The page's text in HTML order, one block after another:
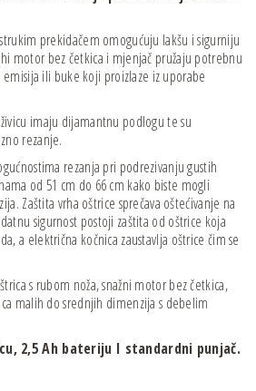
prekidačem omogućuju lakšu i sigurniju
motor bez četkica i mjenjač pružaju potrebnu
ili buke koji proizlaze iz uporabe
imaju dijamantnu podlogu te su
rezanje.
rezanja pri podrezivanju gustih
od 51 cm do 66 cm kako biste mogli
Zaštita vrha oštrice sprečava oštećivanje na
sigurnost postoji zaštita od oštrice koja
a električna kočnica zaustavlja oštrice čim se
s rubom noža, snažni motor bez četkica,
malih do srednjih dimenzija s debelim
2,5 Ah bateriju I standardni punjač.